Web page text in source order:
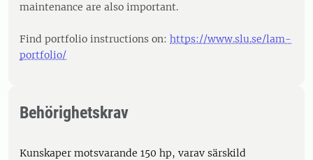
maintenance are also important.
Find portfolio instructions on: https://www.slu.se/lam-
portfolio/
Behörighetskrav
Kunskaper motsvarande 150 hp, varav särskild